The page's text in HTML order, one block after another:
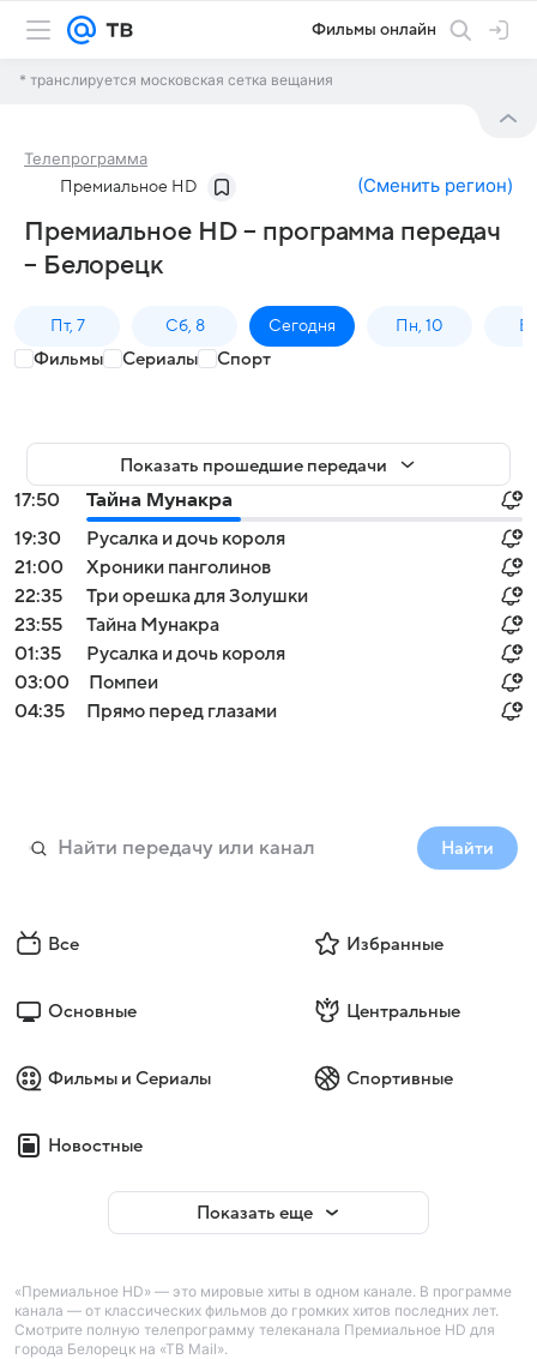
Фильмы онлайн
* транслируется московская сетка вещания
Телепрограмма
Премиальное HD (Сменить регион)
Премиальное HD – программа передач
– Белорецк
Пт, 7 Сб, 8 Сегодня Пн, 10
Фильмы Сериалы Спорт
Показать прошедшие передачи
17:50
Тайна Мунакра
19:30
Русалка и дочь короля
21:00
Хроники панголинов
22:35
Три орешка для Золушки
23:55
Тайна Мунакра
01:35
Русалка и дочь короля
03:00
Помпеи
04:35
Прямо перед глазами
Найти
Все Избранные
Основные Центральные
Фильмы и Сериалы Спортивные
Новостные
Показать еще
«Премиальное HD» — это мировые хиты в одном канале. В программе
канала — от классических фильмов до громких хитов последних лет.
Смотрите полную телепрограмму телеканала Премиальное HD для
города Белорецк на «ТВ Mail».